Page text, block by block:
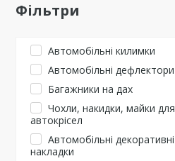
Фільтри
Автомобільні килимки
Автомобільні дефлектори
Багажники на дах
Чохли, накидки, майки для
автокрісел
Автомобільні декоративні
накладки